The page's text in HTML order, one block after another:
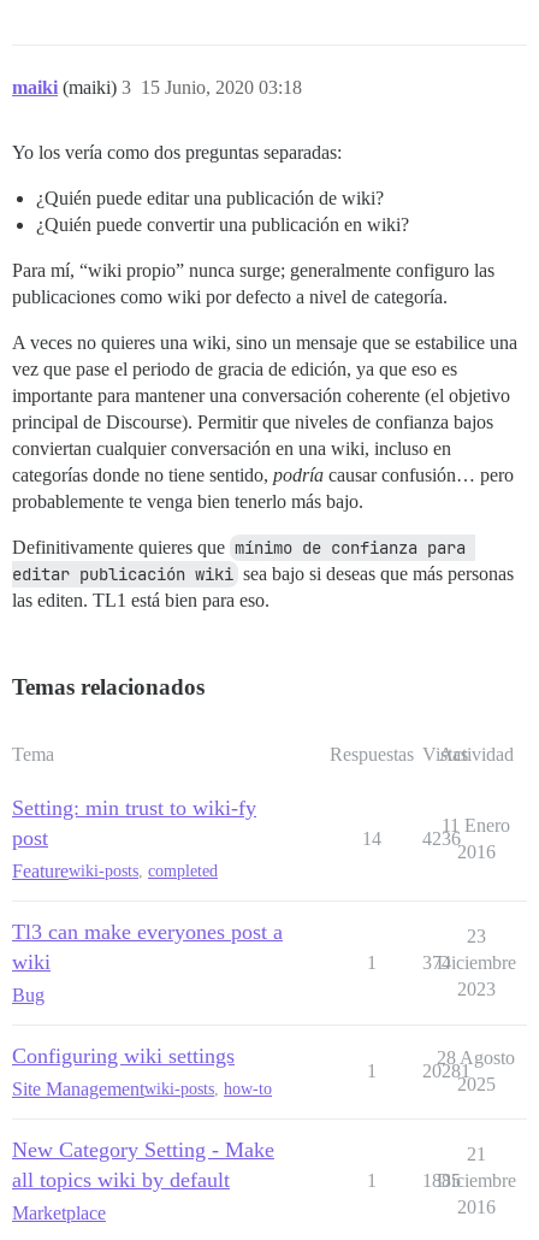
maiki (maiki) 15 Junio, 2020 03:18
3
Yo los vería como dos preguntas separadas:
¿Quién puede editar una publicación de wiki?
¿Quién puede convertir una publicación en wiki?
Para mí, “wiki propio” nunca surge; generalmente configuro las
publicaciones como wiki por defecto a nivel de categoría.
A veces no quieres una wiki, sino un mensaje que se estabilice una
vez que pase el periodo de gracia de edición, ya que eso es
importante para mantener una conversación coherente (el objetivo
principal de Discourse). Permitir que niveles de confianza bajos
conviertan cualquier conversación en una wiki, incluso en
categorías donde no tiene sentido, podría causar confusión… pero
probablemente te venga bien tenerlo más bajo.
Definitivamente quieres que mínimo de confianza para
editar publicación wiki sea bajo si deseas que más personas
las editen. TL1 está bien para eso.
Temas relacionados
Tema Respuestas Vistas
Actividad
Setting: min trust to wiki-fy
post
Featurewiki-posts, completed
14 4236
11 Enero
2016
Tl3 can make everyones post a
wiki
Bug
1 374
23
Diciembre
2023
Configuring wiki settings
Site Managementwiki-posts, how-to
1 20281
28 Agosto
2025
New Category Setting - Make
all topics wiki by default
Marketplace
1 1885
21
Diciembre
2016